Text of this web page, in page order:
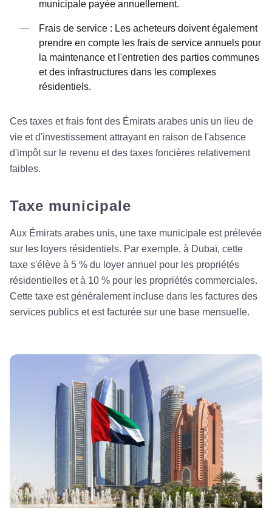
municipale payée annuellement.
Frais de service : Les acheteurs doivent également
prendre en compte les frais de service annuels pour
la maintenance et l'entretien des parties communes
et des infrastructures dans les complexes
résidentiels.
Ces taxes et frais font des Émirats arabes unis un lieu de
vie et d'investissement attrayant en raison de l'absence
d'impôt sur le revenu et des taxes foncières relativement
faibles.
Taxe municipale
Aux Émirats arabes unis, une taxe municipale est prélevée
sur les loyers résidentiels. Par exemple, à Dubaï, cette
taxe s'élève à 5 % du loyer annuel pour les propriétés
résidentielles et à 10 % pour les propriétés commerciales.
Cette taxe est généralement incluse dans les factures des
services publics et est facturée sur une base mensuelle.